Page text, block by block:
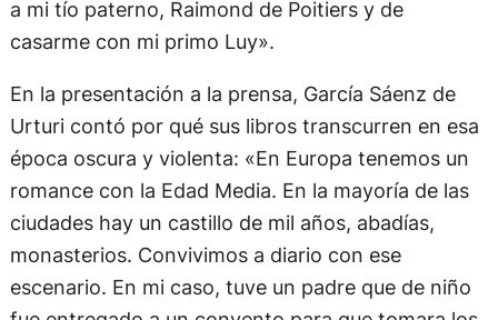
a mi tío paterno, Raimond de Poitiers y de
casarme con mi primo Luy».
En la presentación a la prensa, García Sáenz de
Urturi contó por qué sus libros transcurren en esa
época oscura y violenta: «En Europa tenemos un
romance con la Edad Media. En la mayoría de las
ciudades hay un castillo de mil años, abadías,
monasterios. Convivimos a diario con ese
escenario. En mi caso, tuve un padre que de niño